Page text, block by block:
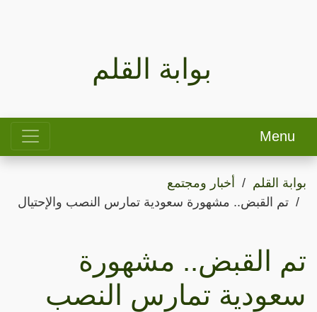
بوابة القلم
Menu
بوابة القلم
أخبار ومجتمع
تم القبض.. مشهورة سعودية تمارس النصب والإحتيال
تم القبض.. مشهورة
سعودية تمارس النصب